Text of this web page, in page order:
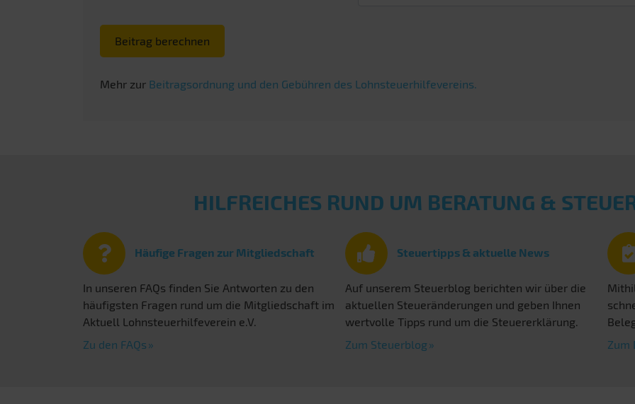
Beitrag berechnen
Mehr zur Beitragsordnung und den Gebühren des Lohnsteuerhilfevereins.
HILFREICHES RUND UM BERATUNG &
Häufige Fragen zur Mitgliedschaft
In unseren FAQs finden Sie Antworten zu den
häufigsten Fragen rund um die Mitgliedschaft im
Aktuell Lohnsteuerhilfeverein e.V.
Zu den FAQs
Steuertipps & aktuelle News
Auf unserem Steuerblog berichten wir über die
aktuellen Steueränderungen und geben Ihnen
wertvolle Tipps rund um die Steuererklärung.
Zum Steuerblog
Zum